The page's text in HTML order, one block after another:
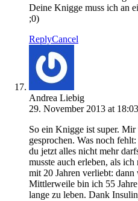
Deine Knigge muss ich an
;0)
ReplyCancel
Andrea Liebig
29. November 2013 at 18:03
So ein Knigge ist super.
gesprochen. Was noch
du jetzt alles nicht mehr
musste auch erleben, als
mit 20 Jahren verliebt:
Mittlerweile bin ich 55
lange zu leben. Dank